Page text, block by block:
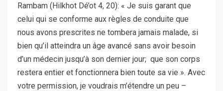
Rambam (Hilkhot Dé’ot 4, 20): « Je suis garant que
celui qui se conforme aux règles de conduite que
nous avons prescrites ne tombera jamais malade, si
bien qu’il atteindra un âge avancé sans avoir besoin
d’un médecin jusqu’à son dernier jour; que son corps
restera entier et fonctionnera bien toute sa vie ». Avec
votre permission, je voudrais m’étendre un peu –